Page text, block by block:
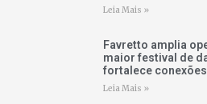
Leia Mais »
Favretto amplia
maior festival de
fortalece
Leia Mais »